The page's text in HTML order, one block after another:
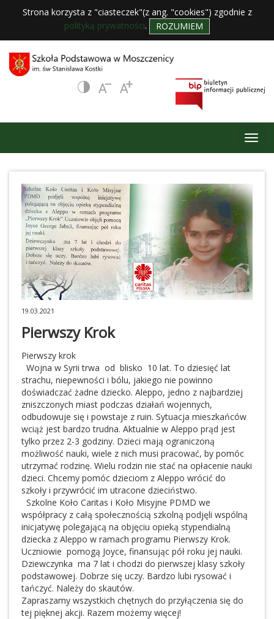
Strona korzysta z "ciasteczek"(z ang. "cookies") zgodnie z
polityką prywatności. ROZUMIEM
19.03.2021
Pierwszy Krok
Pierwszy krok
Wojna w Syrii trwa od blisko 10 lat. To dziesięć lat
strachu, niepewności i bólu, jakiego nie powinno
doświadczać żadne dziecko. Aleppo, jedno z najbardziej
zniszczonych miast podczas działań wojennych,
odbudowuje się i powstaje z ruin. Sytuacja mieszkańców
wciąż jest bardzo trudna. Aktualnie w Aleppo prąd jest
tylko przez 2-3 godziny. Dzieci mają ograniczoną
możliwość nauki, wiele z nich musi pracować, by pomóc
utrzymać rodzinę. Wielu rodzin nie stać na opłacenie nauki
dzieci. Chcemy pomóc dzieciom z Aleppo wrócić do
szkoły i przywrócić im utracone dzieciństwo.
Szkolne Koło Caritas i Koło Misyjne PDMD we
współpracy z całą społecznością szkolną podjęli wspólną
inicjatywę polegającą na objęciu opieką stypendialną
dziecka z Aleppo w ramach programu Pierwszy Krok.
Uczniowie pomogą Joyce, finansując pół roku jej nauki.
Dziewczynka ma 7 lat i chodzi do pierwszej klasy szkoły
podstawowej. Dobrze się uczy. Bardzo lubi rysować i
tańczyć. Należy do skautów.
Zapraszamy wszystkich chętnych do przyłączenia się do
tej pięknej akcji. Razem możemy więcej!